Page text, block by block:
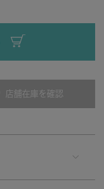
店舗在庫を確認